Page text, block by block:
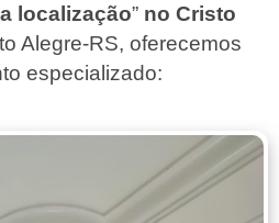
localização” no Cristo
Alegre-RS, oferecemos
especializado: